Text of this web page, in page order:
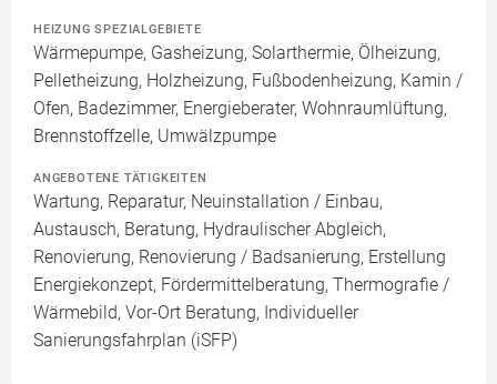
HEIZUNG SPEZIALGEBIETE
Wärmepumpe, Gasheizung, Solarthermie, Ölheizung,
Pelletheizung, Holzheizung, Fußbodenheizung, Kamin /
Ofen, Badezimmer, Energieberater, Wohnraumlüftung,
Brennstoffzelle, Umwälzpumpe
ANGEBOTENE TÄTIGKEITEN
Wartung, Reparatur, Neuinstallation / Einbau,
Austausch, Beratung, Hydraulischer Abgleich,
Renovierung, Renovierung / Badsanierung, Erstellung
Energiekonzept, Fördermittelberatung, Thermografie /
Wärmebild, Vor-Ort Beratung, Individueller
Sanierungsfahrplan (iSFP)